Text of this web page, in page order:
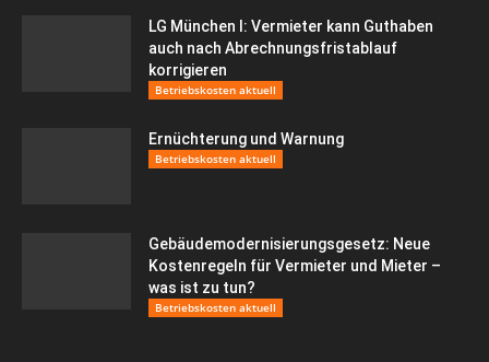
LG München I: Vermieter kann Guthaben
auch nach Abrechnungsfristablauf
korrigieren
Betriebskosten aktuell
Ernüchterung und Warnung
Betriebskosten aktuell
Gebäudemodernisierungsgesetz: Neue
Kostenregeln für Vermieter und Mieter –
was ist zu tun?
Betriebskosten aktuell